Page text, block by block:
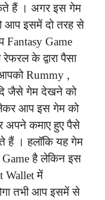
हैं । अगर इस गेम
आप इसमें दो तरह से
Game
के द्वारा पैसा
Rummy ,
जैसे गेम देखने को
लेकर आप इस गेम को
कमाए हुए पैसे
हैं । हलॉकि यह गेम
Game है लेकिन इस
Wallet में
तभी आप इसमें से